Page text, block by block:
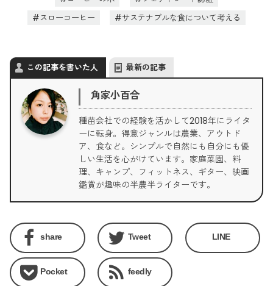
スローコーヒー
サステナブルな食について考える
この記事を書いた人 最新の記事
角家小百合
種苗会社での経験を活かして2018年にライタ
ーに転身。得意ジャンルは農業、アウトド
ア、食など。シンプルで自然にも自分にも優
しい生活を心がけています。家庭菜園、料
理、キャンプ、フィットネス、ギター、映画
鑑賞が趣味の半農半ライターです。
share Tweet LINE
Pocket feedly